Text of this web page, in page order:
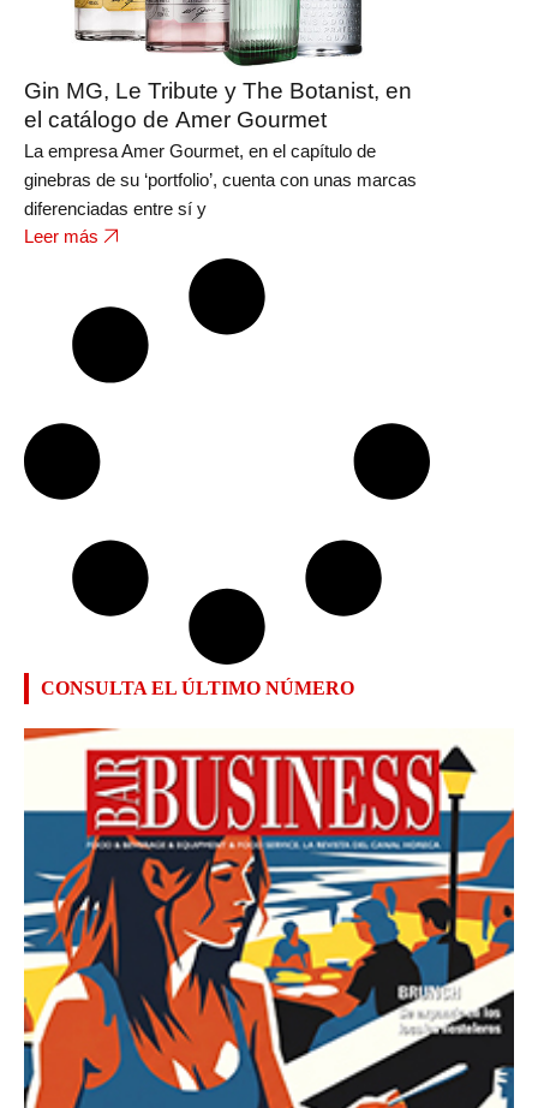
Gin MG, Le Tribute y The Botanist, en
el catálogo de Amer Gourmet
La empresa Amer Gourmet, en el capítulo de
ginebras de su ‘portfolio’, cuenta con unas marcas
diferenciadas entre sí y
Leer más
CONSULTA EL ÚLTIMO NÚMERO